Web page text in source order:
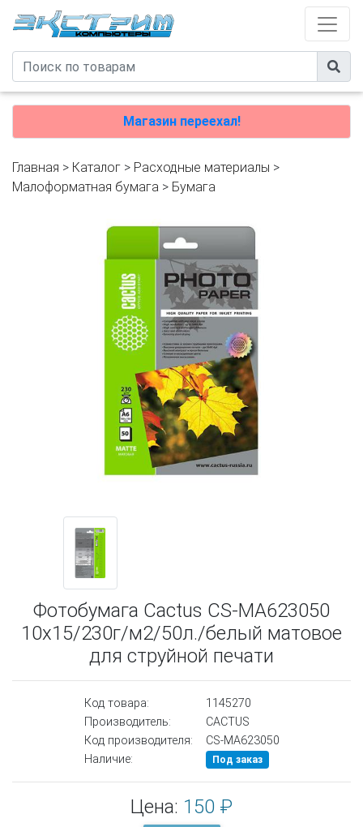
Магазин переехал!
Главная > Каталог > Расходные материалы >
Малоформатная бумага > Бумага
Фотобумага Cactus CS-MA623050
10x15/230г/м2/50л./белый матовое
для струйной печати
Код товара:
1145270
Производитель:
CACTUS
Код производителя:
CS-MA623050
Наличие:
Под заказ
Цена: 150 ₽